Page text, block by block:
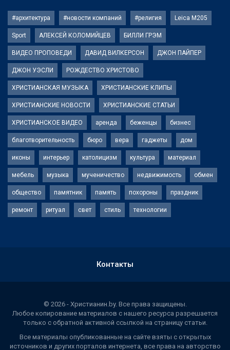
#архитектура #новости компаний #религия Leica M205
Sport АЛЕКСЕЙ КОЛОМИЙЦЕВ БИЛЛИ ГРЭМ
ВИДЕО ПРОПОВЕДИ ДАВИД ВИЛКЕРСОН ДЖОН ПАЙПЕР
ДЖОН УЭСЛИ РОЖДЕСТВО ХРИСТОВО
ХРИСТИАНСКАЯ МУЗЫКА ХРИСТИАНСКИЕ КЛИПЫ
ХРИСТИАНСКИЕ НОВОСТИ ХРИСТИАНСКИЕ СТАТЬИ
ХРИСТИАНСКОЕ ВИДЕО аренда беженцы бизнес
благотворительность бюро вера гаджеты дом
иконы интерьер католицизм культура материал
мебель музыка мученичество недвижимость обмен
общество памятник память похороны праздник
ремонт ритуал свет стиль технологии
Контакты
© 2026 - Христианин.by. Все права защищены.
Любое копирование материалов с нашего ресурса разрешается
только с обратной активной ссылкой на страницу статьи.
Все материалы опубликованные на сайте взяты с открытых
источников и других порталов интернета, все права на авторство